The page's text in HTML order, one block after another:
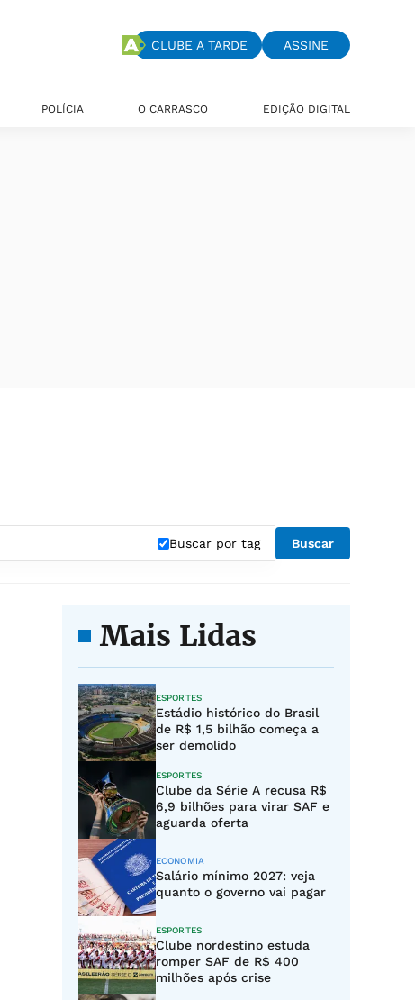
CLUBE A TARDE ASSINE
POLÍCIA O CARRASCO EDIÇÃO DIGITAL
Buscar por tag Buscar
Mais Lidas
ESPORTES
Estádio histórico do Brasil
de R$ 1,5 bilhão começa a
ser demolido
ESPORTES
Clube da Série A recusa R$
6,9 bilhões para virar SAF e
aguarda oferta
ECONOMIA
Salário mínimo 2027: veja
quanto o governo vai pagar
ESPORTES
Clube nordestino estuda
romper SAF de R$ 400
milhões após crise